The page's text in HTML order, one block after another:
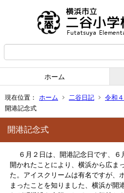
ホーム
現在位置： ホーム 二谷日記
令和
開港記念式
開港記念式
６月２日は、開港記念日です、６
開かれたことにより、横浜から広ま
た。アイスクリームは有名ですが、
まったことを知りました、横浜が開